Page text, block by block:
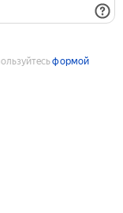
формой